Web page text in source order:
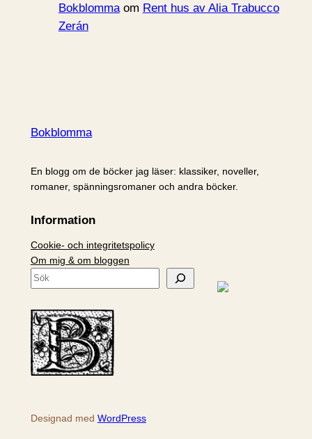
Bokblommaom Rent hus av Alia Trabucco
Zerán
Bokblomma
En blogg om de böcker jag läser: klassiker, noveller,
romaner, spänningsromaner och andra böcker.
Information
Cookie- och integritetspolicy
Om mig & om bloggen
S
k
Designad med WordPress